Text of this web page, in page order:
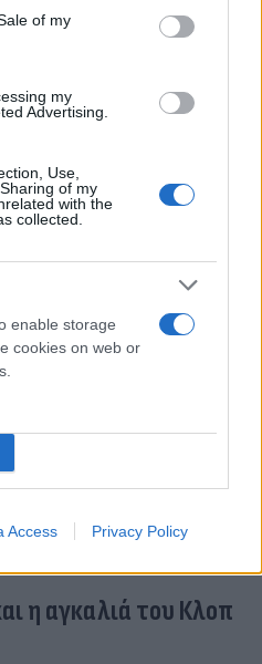
of my
my
Advertising.
Use,
of my
with the
collected.
enable storage
cookies on web or
Access Privacy Policy
η αγκαλιά του Κλοπ